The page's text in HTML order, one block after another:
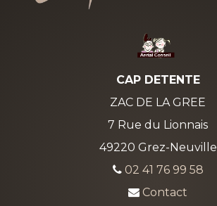
CAP DETENTE
ZAC DE LA GREE
7 Rue du Lionnais
49220 Grez-Neuville
02 41 76 99 58
Contact